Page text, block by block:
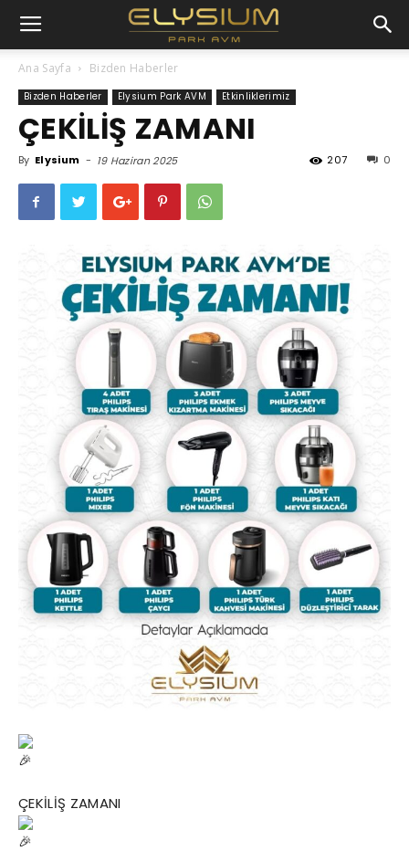
Ana Sayfa Bizden Haberler
Bizden Haberler Elysium Park AVM Etkinliklerimiz
ÇEKİLİŞ ZAMANI
By Elysium - 19 Haziran 2025 0
207
ÇEKİLİŞ ZAMANI